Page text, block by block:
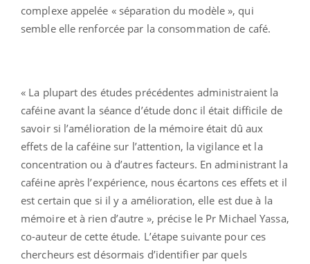
complexe appelée « séparation du modèle », qui
semble elle renforcée par la consommation de café.
« La plupart des études précédentes administraient la
caféine avant la séance d’étude donc il était difficile de
savoir si l’amélioration de la mémoire était dû aux
effets de la caféine sur l’attention, la vigilance et la
concentration ou à d’autres facteurs. En administrant la
caféine après l’expérience, nous écartons ces effets et il
est certain que si il y a amélioration, elle est due à la
mémoire et à rien d’autre », précise le Pr Michael Yassa,
co-auteur de cette étude. L’étape suivante pour ces
chercheurs est désormais d’identifier par quels